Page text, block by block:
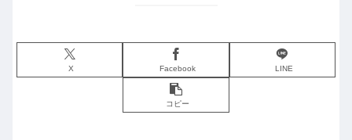
X Facebook LINE
コピー